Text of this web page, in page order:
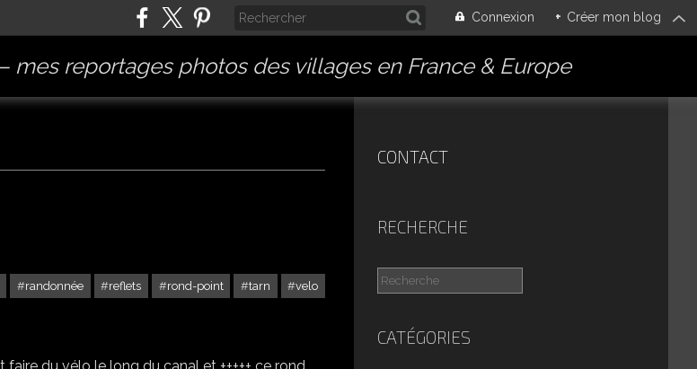
Connexion + Créer mon blog
mes reportages photos des villages en France & Europe
randonnée reflets rond-point tarn
velo
CONTACT
RECHERCHE
CATÉGORIES